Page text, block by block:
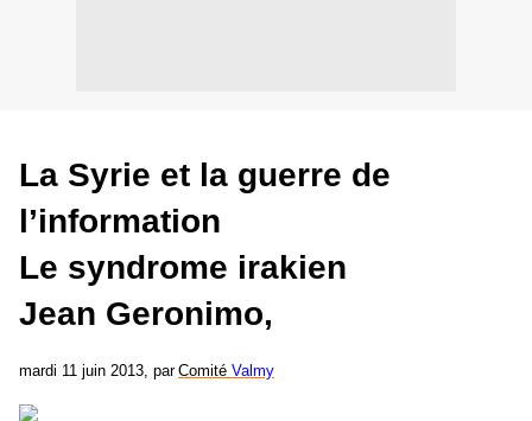
La Syrie et la guerre de
l’information
Le syndrome irakien
Jean Geronimo,
mardi 11 juin 2013, par Comité Valmy